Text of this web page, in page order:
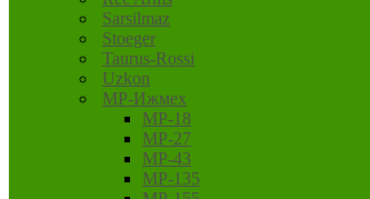
Sarsilmaz
Stoeger
Taurus-Rossi
Uzkon
MP-Ижмех
MP-18
MP-27
MP-43
MP-135